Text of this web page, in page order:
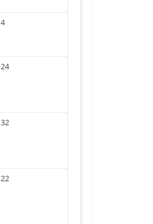
4
24
32
22